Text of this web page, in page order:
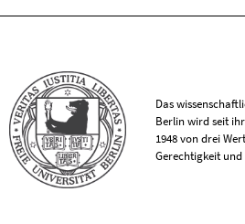
Das
Berlin wird seit
1948 von drei
Gerechtigkeit und